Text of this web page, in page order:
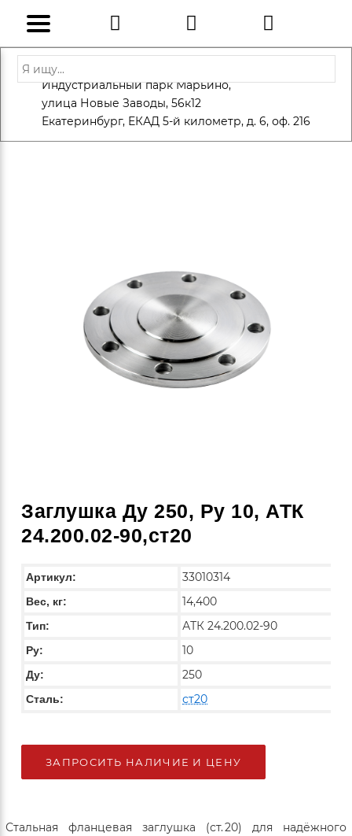
+7 (812) 600-10-15
info@eversteel.ru
Адрес: Санкт-Петербург, Петергоф,
Индустриальный парк Марьино,
улица Новые Заводы, 56к12
Екатеринбург, ЕКАД 5-й километр, д. 6, оф. 216
ЗАКАЗАТЬ ЗВОНОК
Заглушка Ду 250, Ру 10, АТК
24.200.02-90,ст20
Артикул: 33010314
Вес, кг: 14,400
Тип: АТК 24.200.02-90
Py: 10
Ду: 250
Сталь: ст20
ЗАПРОСИТЬ НАЛИЧИЕ И ЦЕНУ
Стальная фланцевая заглушка (ст. 20) для надёжного